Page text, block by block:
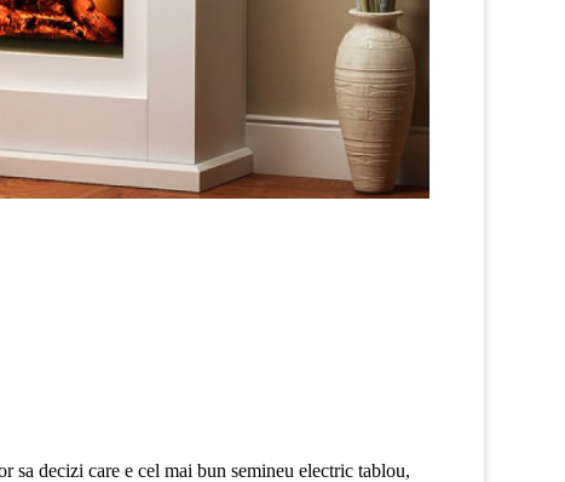
sa decizi care e cel mai bun semineu electric tablou,